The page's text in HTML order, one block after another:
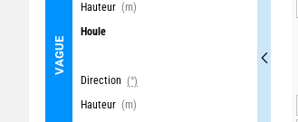
VAGUE
Hauteur (m)
Houle
Direction (°)
Hauteur (m)